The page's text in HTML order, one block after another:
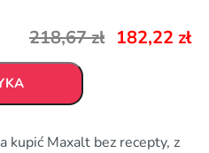
218,67zł 182,22 zł
kupić Maxalt bez recepty, z